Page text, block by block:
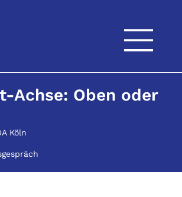
Achse: Oben oder
Köln